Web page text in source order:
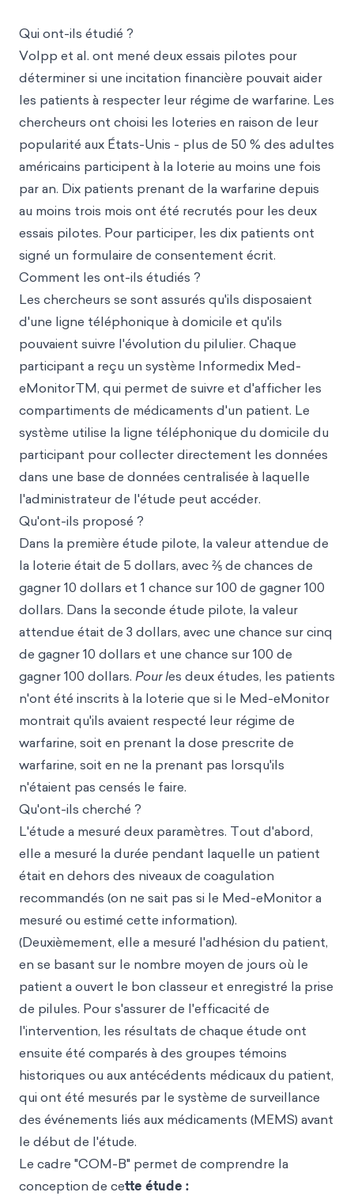
Qui ont-ils étudié ?
Volpp et al. ont mené deux essais pilotes pour
déterminer si une incitation financière pouvait aider
les patients à respecter leur régime de warfarine. Les
chercheurs ont choisi les loteries en raison de leur
popularité aux États-Unis - plus de 50 % des adultes
américains participent à la loterie au moins une fois
par an. Dix patients prenant de la warfarine depuis
au moins trois mois ont été recrutés pour les deux
essais pilotes. Pour participer, les dix patients ont
signé un formulaire de consentement écrit.
Comment les ont-ils étudiés ?
Les chercheurs se sont assurés qu'ils disposaient
d'une ligne téléphonique à domicile et qu'ils
pouvaient suivre l'évolution du pilulier. Chaque
participant a reçu un système Informedix Med-
eMonitorTM, qui permet de suivre et d'afficher les
compartiments de médicaments d'un patient. Le
système utilise la ligne téléphonique du domicile du
participant pour collecter directement les données
dans une base de données centralisée à laquelle
l'administrateur de l'étude peut accéder.
Qu'ont-ils proposé ?
Dans la première étude pilote, la valeur attendue de
la loterie était de 5 dollars, avec ⅖ de chances de
gagner 10 dollars et 1 chance sur 100 de gagner 100
dollars. Dans la seconde étude pilote, la valeur
attendue était de 3 dollars, avec une chance sur cinq
de gagner 10 dollars et une chance sur 100 de
gagner 100 dollars. Pour les deux études, les patients
n'ont été inscrits à la loterie que si le Med-eMonitor
montrait qu'ils avaient respecté leur régime de
warfarine, soit en prenant la dose prescrite de
warfarine, soit en ne la prenant pas lorsqu'ils
n'étaient pas censés le faire.
Qu'ont-ils cherché ?
L'étude a mesuré deux paramètres. Tout d'abord,
elle a mesuré la durée pendant laquelle un patient
était en dehors des niveaux de coagulation
recommandés (on ne sait pas si le Med-eMonitor a
mesuré ou estimé cette information).
(Deuxièmement, elle a mesuré l'adhésion du patient,
en se basant sur le nombre moyen de jours où le
patient a ouvert le bon classeur et enregistré la prise
de pilules. Pour s'assurer de l'efficacité de
l'intervention, les résultats de chaque étude ont
ensuite été comparés à des groupes témoins
historiques ou aux antécédents médicaux du patient,
qui ont été mesurés par le système de surveillance
des événements liés aux médicaments (MEMS) avant
le début de l'étude.
Le cadre "COM-B" permet de comprendre la
conception de cette étude :